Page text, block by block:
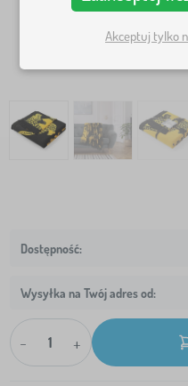
Wysyłka na Twój adres od:
- +
Akceptuj tylko